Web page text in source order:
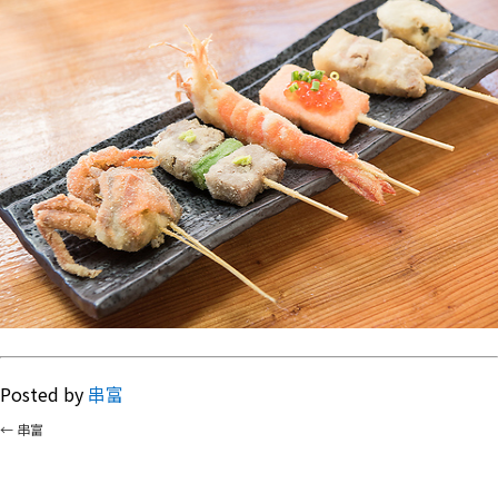
Posted by 串富
← 串富